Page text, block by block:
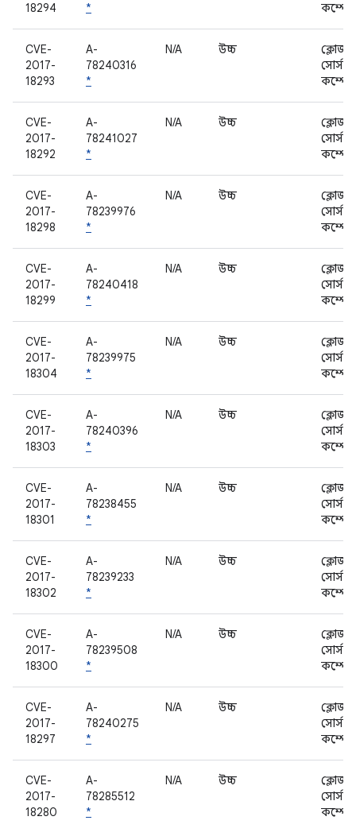
18294
*
CVE-
2017-
18293
A-
78240316
*
N/A উচ্চ
ক্লোজড
সোর্স
CVE-
2017-
18292
A-
78241027
*
N/A উচ্চ
ক্লোজড
সোর্স
CVE-
2017-
18298
A-
78239976
*
N/A উচ্চ
ক্লোজড
সোর্স
CVE-
2017-
18299
A-
78240418
*
N/A উচ্চ
ক্লোজড
সোর্স
CVE-
2017-
18304
A-
78239975
*
N/A উচ্চ
ক্লোজড
সোর্স
CVE-
2017-
18303
A-
78240396
*
N/A উচ্চ
ক্লোজড
সোর্স
CVE-
2017-
18301
A-
78238455
*
N/A উচ্চ
ক্লোজড
সোর্স
CVE-
2017-
18302
A-
78239233
*
N/A উচ্চ
ক্লোজড
সোর্স
CVE-
2017-
18300
A-
78239508
*
N/A উচ্চ
ক্লোজড
সোর্স
CVE-
2017-
18297
A-
78240275
*
N/A উচ্চ
ক্লোজড
সোর্স
CVE-
2017-
18280
A-
78285512
*
N/A উচ্চ
ক্লোজড
সোর্স